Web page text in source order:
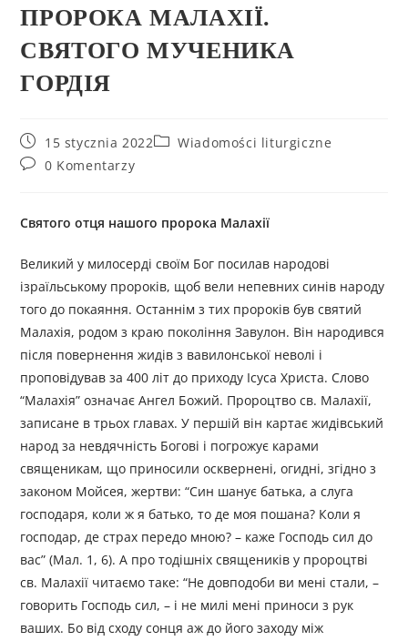
ПРОРОКА МАЛАХІЇ.
CВЯТОГО МУЧЕНИКА
ГОРДІЯ
15 stycznia 2022
Wiadomości liturgiczne
0 Komentarzy
Cвятого отця нашого пророка Малахії
Великий у милосерді своїм Бог посилав народові
ізраїльському пророків, щоб вели непевних синів народу
того до покаяння. Останнім з тих пророків був святий
Малахія, родом з краю покоління Завулон. Він народився
після повернення жидів з вавилонської неволі і
проповідував за 400 літ до приходу Ісуса Христа. Слово
“Малахія” означає Ангел Божий. Пророцтво св. Малахії,
записане в трьох главах. У першій він картає жидівський
народ за невдячність Богові і погрожує карами
священикам, що приносили осквернені, огидні, згідно з
законом Мойсея, жертви: “Син шанує батька, а слуга
господаря, коли ж я батько, то де моя пошана? Коли я
господар, де страх передо мною? – каже Господь сил до
вас” (Мал. 1, 6). А про тодішніх священиків у пророцтві
св. Малахії читаємо таке: “Не довподоби ви мені стали, –
говорить Господь сил, – і не милі мені приноси з рук
ваших. Бо від сходу сонця аж до його заходу між